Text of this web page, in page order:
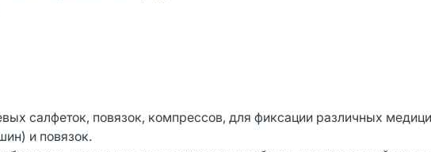
салфеток, повязок, компрессов, для фиксации различных
и повязок.